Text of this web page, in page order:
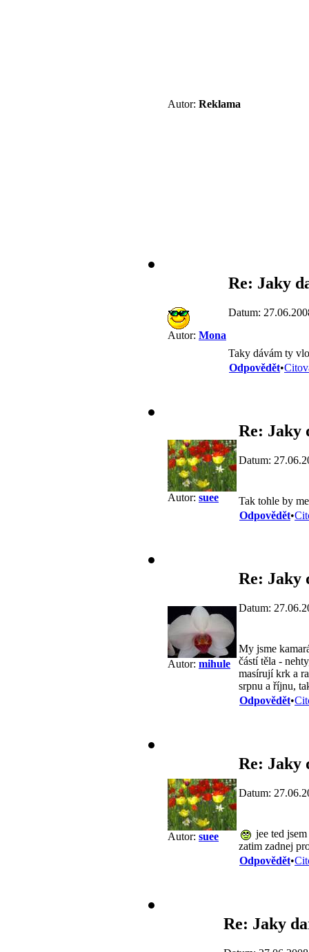
Autor: Reklama
Autor: Mona
Re: Jaky
Datum:
Taky dávám ty
Odpovědět•
Autor: suee
Re: Jaky
Datum:
Tak tohle by
Odpovědět•
Autor: mihule
Re: Jaky
Datum:
My jsme
částí těla -
masírují krk a
srpnu a říjnu,
Odpovědět•
Autor: suee
Re: Jaky
Datum:
jee ted
zatim zadnej
Odpovědět•
Re: Jaky